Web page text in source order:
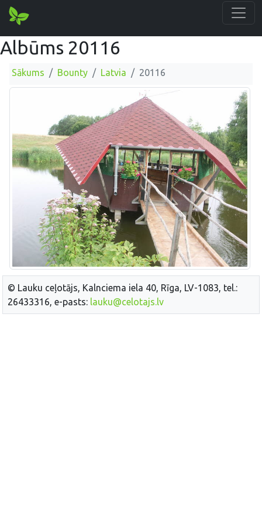
Albūms 20116
Sākums Bounty Latvia 20116
© Lauku ceļotājs, Kalnciema iela 40, Rīga, LV-1083, tel.:
26433316, e-pasts: lauku@celotajs.lv